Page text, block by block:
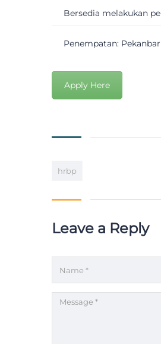
Bersedia melakukan
Penempatan:
Apply Here
hrbp
Leave a Reply